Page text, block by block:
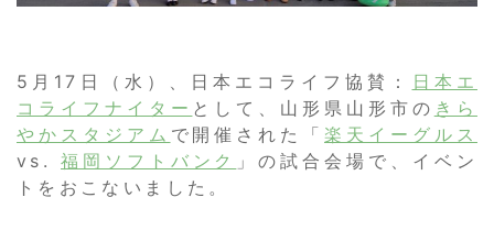
5月17日（水）、日本エコライフ協賛：
日本エ
コライフナイター として、山形県山形市の きら
やかスタジアム で開催された「楽天イーグルス
vs.福岡ソフトバンク
」の試合会場で、イベン
トをおこないました。